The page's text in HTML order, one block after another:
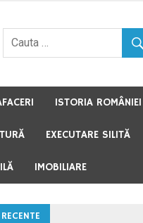
ISTORIA ROMÂNIEI
EXECUTARE SILITĂ
IMOBILIARE